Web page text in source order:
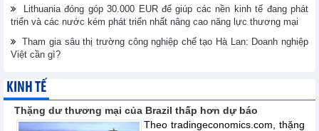
Lithuania đóng góp 30.000 EUR để giúp các nền kinh tế đang phát
triển và các nước kém phát triển nhất nâng cao năng lực thương mại
Tham gia sâu thị trường công nghiệp chế tạo Hà Lan: Doanh nghiệp
Việt cần gì?
KINH TẾ
Thặng dư thương mại của Brazil thấp hơn dự báo
Theo tradingeconomics.com, thặng